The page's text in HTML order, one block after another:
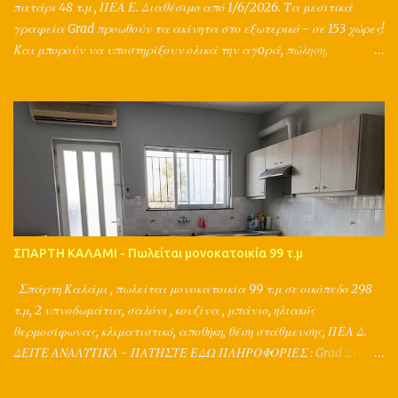
πατάρι 48 τ.μ , ΠΕΑ Ε. Διαθέσιμο από 1/6/2026. Tα μεσιτικά
γραφεία Grad προωθούν τα ακίνητα στο εξωτερικό - σε 153 χώρες!
Και μπορούν να υποστηρίξουν ολικά την αγoρά, πώληση,
συμβολαιογράφων, δικηγόρων, τεχνικών, λογιστών, τραπεζών και
ασφαλιστικών εταιριών. Παράλληλα παρέχουν μια ολοκληρωμένη
διαφημιστική στρατηγική για το ακίνητό σας, καθώς ο Π.Τσιμπίδης
έχει σπουδές σε διαφήμιση, marketing, δημοσιογραφία,
κτηματομεσιτικά και και κατέχει ακαδημαϊκή πιστοποίηση στις
εκτιμήσεις ακινήτων. ΠΛΗΡΟΦΟΡΙΕΣ : Grad Διεθνή Μεσιτικά
Γραφεία Αθήνα, Σπάρτη Π.Τσιμπίδης Τηλ. 2177077305,
2731026001, 6980447385 www.grad.gr
ΣΠΑΡΤΗ ΚΑΛΑΜΙ - Πωλείται μονοκατοικία 99 τ.μ
Σπάρτη Καλάμι , πωλείται μονοκατοικία 99 τ.μ σε οικόπεδο 298
τ.μ, 2 υπνοδωμάτια, σαλόνι , κουζίνα , μπάνιο, ηλιακός
θερμοσίφωνας, κλιματιστικό, αποθήκη, θέση στάθμευσης, ΠΕΑ Δ.
ΔΕΙΤΕ ΑΝΑΛΥΤΙΚΑ - ΠΑΤΗΣΤΕ ΕΔΩ ΠΛΗΡΟΦΟΡΙΕΣ : Grad Διεθνή